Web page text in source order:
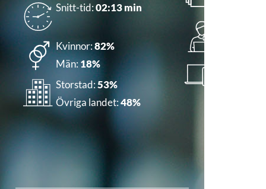
Snitt-tid:02:13 min
Kvinnor:82%
Män:18%
Storstad:53%
Övriga landet:48%